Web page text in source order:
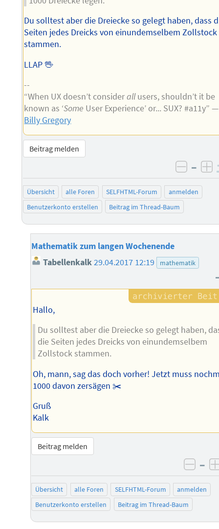
Du solltest aber die Dreiecke so gelegt haben, dass
Seiten jedes Dreicks von einundemselbem Zollstock
stammen.
LLAP 🖖
--
“When UX doesn’t considerallusers, shouldn’t it be
known as ‘Some User Experience’ or... SUX? #a11y” —
Billy Gregory
Beitrag melden
–
Übersicht alle Foren SELFHTML-Forum
anmelden
Benutzerkonto erstellen
Beitrag im Thread-Baum
Mathematik zum langen Wochenende
Tabellenkalk29.04.2017 12:19 mathematik
Hallo,
Du solltest aber die Dreiecke so gelegt haben,
die Seiten jedes Dreicks von einundemselbem
Zollstock stammen.
Oh, mann, sag das doch vorher! Jetzt muss
1000 davon zersägen ✂️
Gruß
Kalk
Beitrag melden
–
Übersicht alle Foren SELFHTML-Forum
anmelden
Benutzerkonto erstellen
Beitrag im Thread-Baum